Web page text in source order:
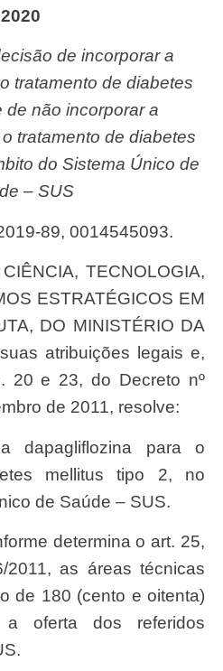
2020
tratamento de diabetes
de não incorporar a
tratamento de diabetes
do Sistema Único de
– SUS
89, 0014545093.
ESTRATÉGICOS EM
DO MINISTÉRIO DA
atribuições legais e,
20 e 23, do Decreto nº
de 2011, resolve:
mellitus tipo 2, no
de Saúde – SUS.
2011, as áreas técnicas
de 180 (cento e oitenta)
oferta dos referidos